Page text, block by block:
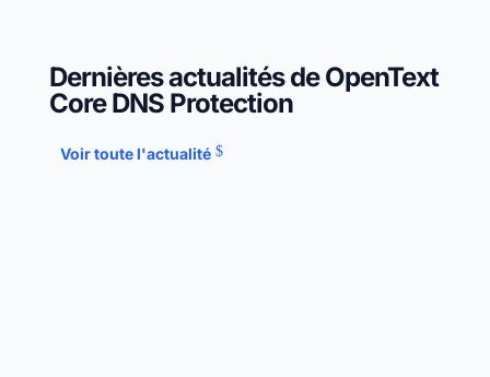
Dernières actualités de OpenText
Core DNS Protection
Voir toute l'actualité